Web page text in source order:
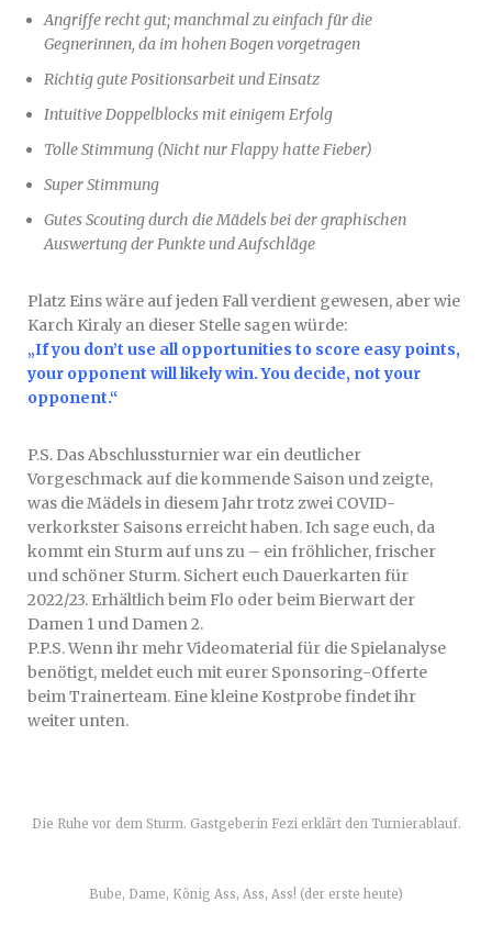
Angriffe recht gut; manchmal zu einfach für die
Gegnerinnen, da im hohen Bogen vorgetragen
Richtig gute Positionsarbeit und Einsatz
Intuitive Doppelblocks mit einigem Erfolg
Tolle Stimmung (Nicht nur Flappy hatte Fieber)
Super Stimmung
Gutes Scouting durch die Mädels bei der graphischen
Auswertung der Punkte und Aufschläge
Platz Eins wäre auf jeden Fall verdient gewesen, aber wie
Karch Kiraly an dieser Stelle sagen würde:
„If you don’t use all opportunities to score easy points,
your opponent will likely win. You decide, not your
opponent.“
P.S. Das Abschlussturnier war ein deutlicher
Vorgeschmack auf die kommende Saison und zeigte,
was die Mädels in diesem Jahr trotz zwei COVID-
verkorkster Saisons erreicht haben. Ich sage euch, da
kommt ein Sturm auf uns zu – ein fröhlicher, frischer
und schöner Sturm. Sichert euch Dauerkarten für
2022/23. Erhältlich beim Flo oder beim Bierwart der
Damen 1 und Damen 2.
P.P.S. Wenn ihr mehr Videomaterial für die Spielanalyse
benötigt, meldet euch mit eurer Sponsoring-Offerte
beim Trainerteam. Eine kleine Kostprobe findet ihr
weiter unten.
Die Ruhe vor dem Sturm. Gastgeberin Fezi erklärt den Turnierablauf.
Bube, Dame, König Ass, Ass, Ass! (der erste heute)